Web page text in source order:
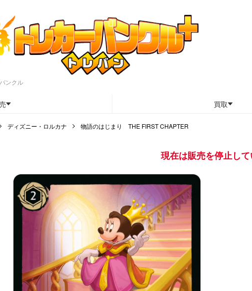
ンクル
買取
ディズニー・ロルカナ 物語のはじまり THE FIRST CHAPTER
現在は販売を停止して